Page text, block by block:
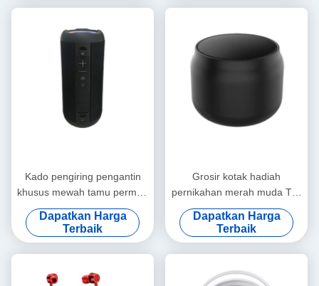
Kado pengiring pengantin
khusus mewah tamu permen
India merah kotak
pernikahan untuk dekorasi
pernikahan
Dapatkan Harga
Terbaik
Grosir kotak hadiah
pernikahan merah muda Tas
kertas khusus untuk pesta
ulang tahun
Dapatkan Harga
Terbaik